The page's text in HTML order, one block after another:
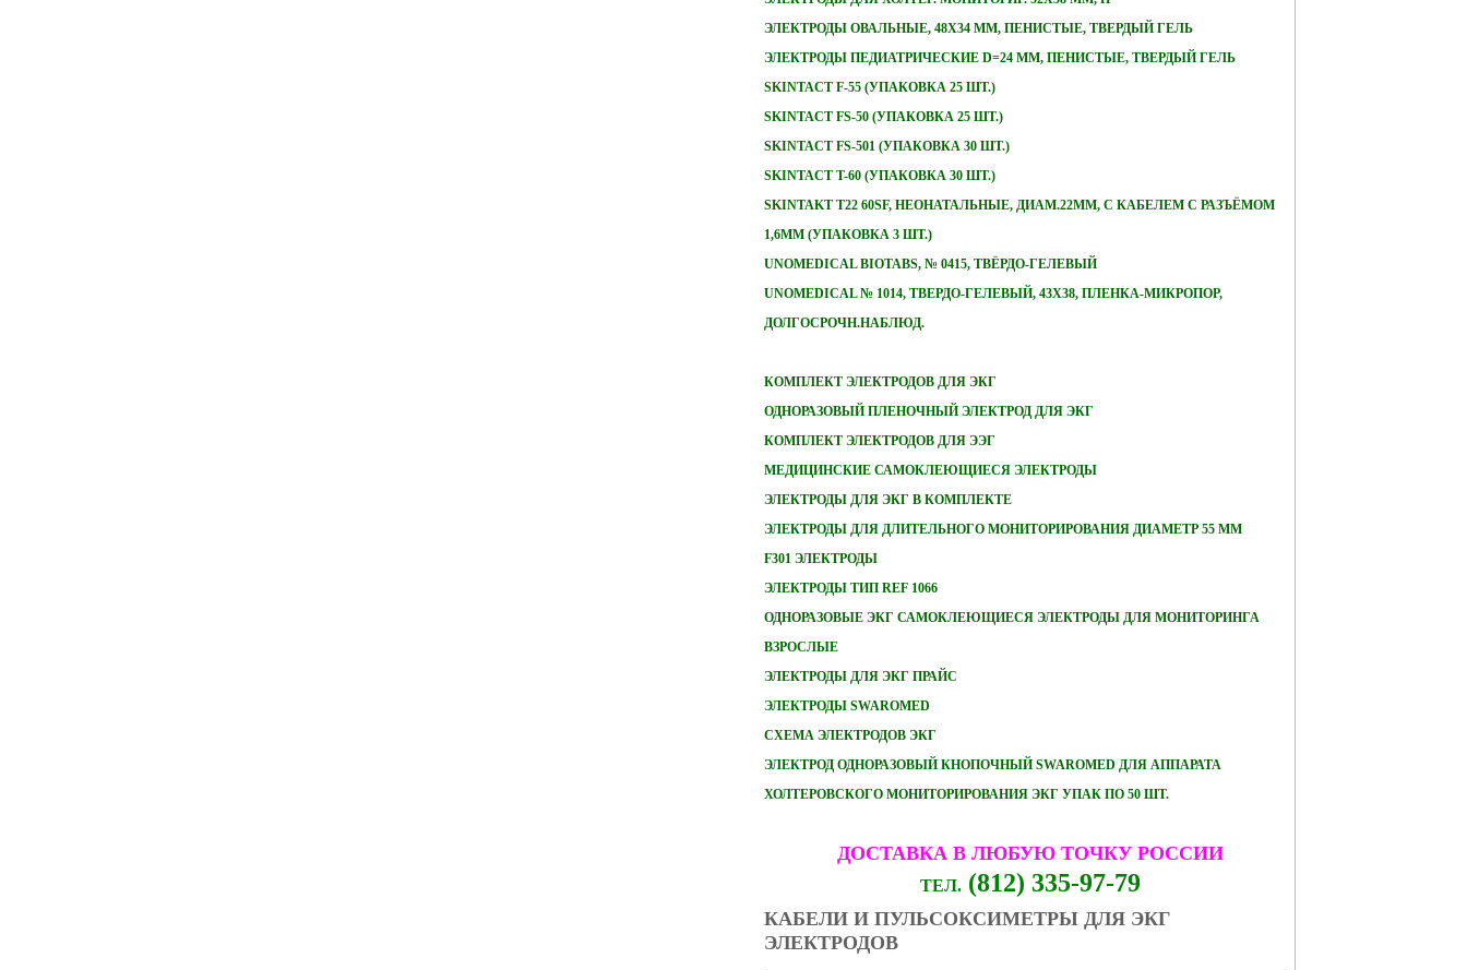
ЭЛЕКТРОДЫ ОВАЛЬНЫЕ, 48Х34 ММ, ПЕНИСТЫЕ, ТВЕРДЫЙ ГЕЛЬ
ЭЛЕКТРОДЫ ПЕДИАТРИЧЕСКИЕ D=24 ММ, ПЕНИСТЫЕ, ТВЕРДЫЙ ГЕЛЬ
SKINTACT F-55 (УПАКОВКА 25 ШТ.)
SKINTACT FS-50 (УПАКОВКА 25 ШТ.)
SKINTACT FS-501 (УПАКОВКА 30 ШТ.)
SKINTACT T-60 (УПАКОВКА 30 ШТ.)
SKINTAKT T22 60SF, НЕОНАТАЛЬНЫЕ, ДИАМ.22ММ, С КАБЕЛЕМ С РАЗЪЁМОМ
1,6ММ (УПАКОВКА 3 ШТ.)
UNOMEDICAL BIOTABS, № 0415, ТВЁРДО-ГЕЛЕВЫЙ
UNOMEDICAL № 1014, ТВЕРДО-ГЕЛЕВЫЙ, 43Х38, ПЛЕНКА-МИКРОПОР,
ДОЛГОСРОЧН.НАБЛЮД.
КОМПЛЕКТ ЭЛЕКТРОДОВ ДЛЯ ЭКГ
ОДНОРАЗОВЫЙ ПЛЕНОЧНЫЙ ЭЛЕКТРОД ДЛЯ ЭКГ
КОМПЛЕКТ ЭЛЕКТРОДОВ ДЛЯ ЭЭГ
МЕДИЦИНСКИЕ САМОКЛЕЮЩИЕСЯ ЭЛЕКТРОДЫ
ЭЛЕКТРОДЫ ДЛЯ ЭКГ В КОМПЛЕКТЕ
ЭЛЕКТРОДЫ ДЛЯ ДЛИТЕЛЬНОГО МОНИТОРИРОВАНИЯ ДИАМЕТР 55 ММ
F301 ЭЛЕКТРОДЫ
ЭЛЕКТРОДЫ ТИП REF 1066
ОДНОРАЗОВЫЕ ЭКГ САМОКЛЕЮЩИЕСЯ ЭЛЕКТРОДЫ ДЛЯ МОНИТОРИНГА
ВЗРОСЛЫЕ
ЭЛЕКТРОДЫ ДЛЯ ЭКГ ПРАЙС
ЭЛЕКТРОДЫ SWAROMED
СХЕМА ЭЛЕКТРОДОВ ЭКГ
ЭЛЕКТРОД ОДНОРАЗОВЫЙ КНОПОЧНЫЙ SWAROMED ДЛЯ АППАРАТА
ХОЛТЕРОВСКОГО МОНИТОРИРОВАНИЯ ЭКГ УПАК ПО 50 ШТ.
ДОСТАВКА В ЛЮБУЮ ТОЧКУ РОССИИ
ТЕЛ. (812) 335-97-79
КАБЕЛИ И ПУЛЬСОКСИМЕТРЫ ДЛЯ ЭКГ
ЭЛЕКТРОДОВ